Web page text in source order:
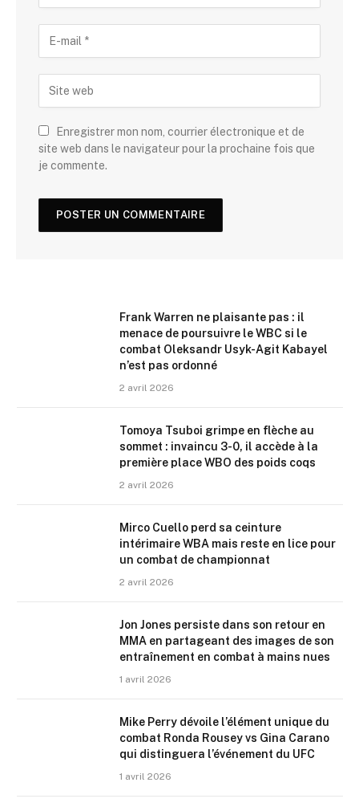
Enregistrer mon nom, courrier électronique et de
site web dans le navigateur pour la prochaine fois que
je commente.
Frank Warren ne plaisante pas : il
menace de poursuivre le WBC si le
combat Oleksandr Usyk-Agit Kabayel
n’est pas ordonné
2 avril 2026
Tomoya Tsuboi grimpe en flèche au
sommet : invaincu 3-0, il accède à la
première place WBO des poids coqs
2 avril 2026
Mirco Cuello perd sa ceinture
intérimaire WBA mais reste en lice pour
un combat de championnat
2 avril 2026
Jon Jones persiste dans son retour en
MMA en partageant des images de son
entraînement en combat à mains nues
1 avril 2026
Mike Perry dévoile l’élément unique du
combat Ronda Rousey vs Gina Carano
qui distinguera l’événement du UFC
1 avril 2026